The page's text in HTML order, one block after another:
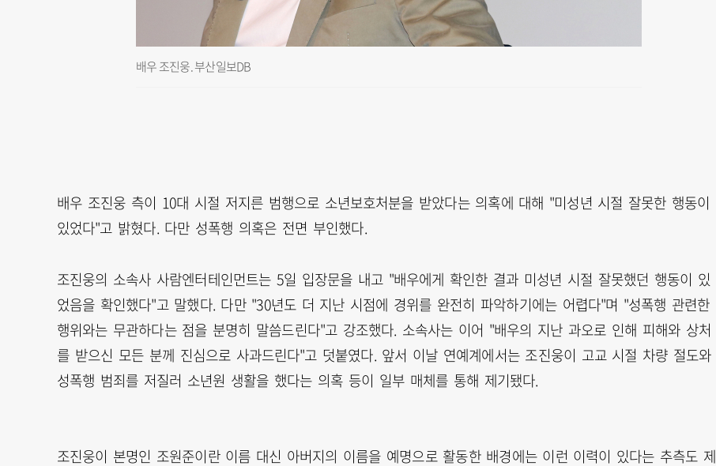
배우 조진웅. 부산일보DB
배우 조진웅 측이 10대 시절 저지른 범행으로 소년보호처분을 받았다는 의혹에 대해 "미성년 시절 잘못한 행동이
있었다"고 밝혔다. 다만 성폭행 의혹은 전면 부인했다.
조진웅의 소속사 사람엔터테인먼트는 5일 입장문을 내고 "배우에게 확인한 결과 미성년 시절 잘못했던 행동이 있
었음을 확인했다"고 말했다. 다만 "30년도 더 지난 시점에 경위를 완전히 파악하기에는 어렵다"며 "성폭행 관련한
행위와는 무관하다는 점을 분명히 말씀드린다"고 강조했다. 소속사는 이어 "배우의 지난 과오로 인해 피해와 상처
를 받으신 모든 분께 진심으로 사과드린다"고 덧붙였다. 앞서 이날 연예계에서는 조진웅이 고교 시절 차량 절도와
성폭행 범죄를 저질러 소년원 생활을 했다는 의혹 등이 일부 매체를 통해 제기됐다.
조진웅이 본명인 조원준이란 이름 대신 아버지의 이름을 예명으로 활동한 배경에는 이런 이력이 있다는 추측도 제